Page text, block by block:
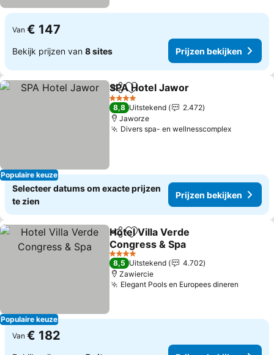
Van € 147
Bekijk prijzen van 8 sites Prijzen bekijken
Populaire keuze
DelenToevoegen aan favorieten
SPA Hotel Jawor
4 Sterren
8,8 Uitstekend
2.472
Jaworze
Divers spa- en wellnesscomplexPrijzen
Selecteer datums om exacte prijzen
te zien
Prijzen bekijken
Populaire keuze
DelenToevoegen aan favorieten
Hotel Villa Verde
Congress & Spa
Prijzen bekijken
4 Sterren
8,5 Uitstekend
4.702
Zawiercie
Elegant Pools en Europees dineren
Van € 182